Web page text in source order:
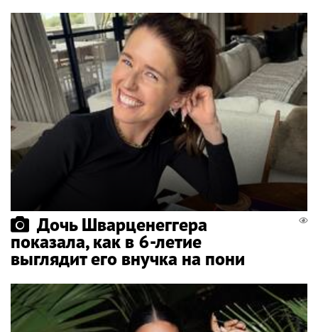
Дочь Шварценеггера
показала, как в 6-летие
выглядит его внучка на пони